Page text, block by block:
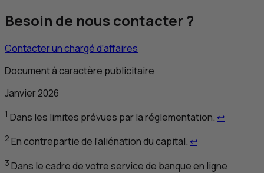
Besoin de nous contacter ?
Contacter un chargé d’affaires
Document à caractère publicitaire
Janvier 2026
1 Dans les limites prévues par la réglementation. ↩Retour
2 En contrepartie de l’aliénation du capital. ↩Retour au
3 Dans le cadre de votre service de banque en ligne